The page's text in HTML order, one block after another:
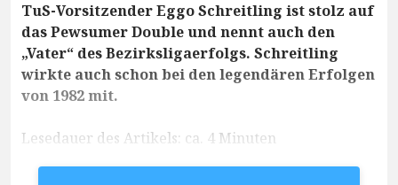
TuS-Vorsitzender Eggo Schreitling ist stolz auf
das Pewsumer Double und nennt auch den
„Vater“ des Bezirksligaerfolgs. Schreitling
wirkte auch schon bei den legendären Erfolgen
von 1982 mit.
Lesedauer des Artikels: ca. 4 Minuten